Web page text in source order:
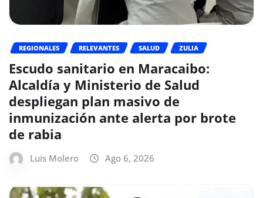
REGIONALES RELEVANTES SALUD ZULIA
Escudo sanitario en Maracaibo:
Alcaldía y Ministerio de Salud
despliegan plan masivo de
inmunización ante alerta por brote
de rabia
Luis Molero Ago 6, 2026